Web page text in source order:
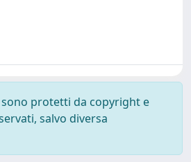
protetti da copyright e
salvo diversa